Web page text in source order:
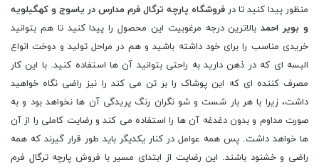
منظور پیدا کنید تا در فروشگاه پارچه ترگال فرم مدارس در یاسوج و کهگیلویه
و بویر احمدبالاترین درجه مرغوبیت این محصول را پیدا کنید تا هم بتوانید
خریدی مناسب را برای خود داشته باشید و هم در مراحل تولید و دوخت انواع
البسه ای که در ذهن دارید به راحتی بتوانید آن ها استفاده کنید. با این کار
مصرف کننده ای که این پوشاک را بر تن می کند را نیز راضی نگاه خواهید
داشت، زیرا با هر بار شست و شو نگران رنگ پریدگی آن ها نخواهد بود و به
صورت مداوم و بدون دغدغه آن ها را استفاده می کند و رضایت کاملی را از آن
ها خواهد داشت. پس همه عوامل در کنار یکدیگر باید طور قرار گیرند که همه
راضی و خشنود باشند. این رضایت از ابتدای مسیر با فروش پارچه ترگال فرم